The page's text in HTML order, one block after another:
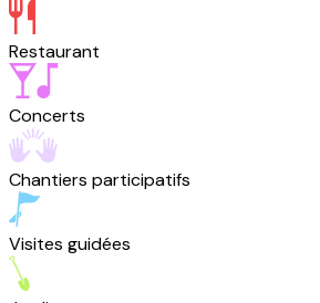
Restaurant
Concerts
Chantiers participatifs
Visites guidées